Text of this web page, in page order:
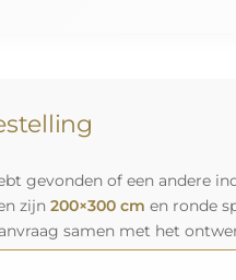
gevonden of een andere
zijn 200×300 cm en ronde
samen met het